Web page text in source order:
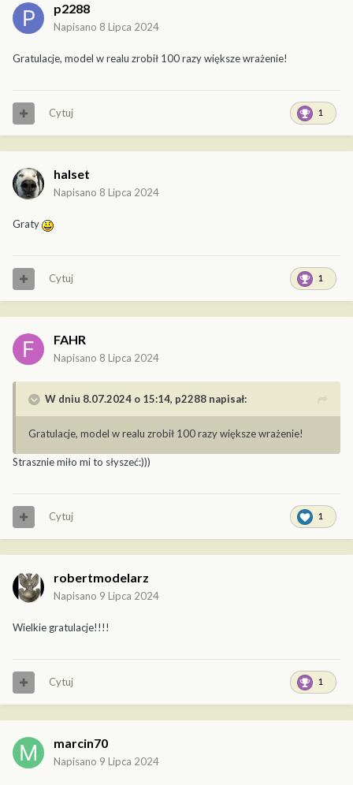
p2288
Napisano 8 Lipca 2024
Gratulacje, model w realu zrobił 100 razy większe wrażenie!
1
Cytuj
halset
Napisano 8 Lipca 2024
Graty
1
Cytuj
FAHR
Napisano 8 Lipca 2024
W dniu 8.07.2024 o 15:14, p2288 napisał:
Gratulacje, model w realu zrobił 100 razy większe wrażenie!
Strasznie miło mi to słyszeć:)))
1
Cytuj
robertmodelarz
Napisano 9 Lipca 2024
Wielkie gratulacje!!!!
1
Cytuj
marcin70
Napisano 9 Lipca 2024